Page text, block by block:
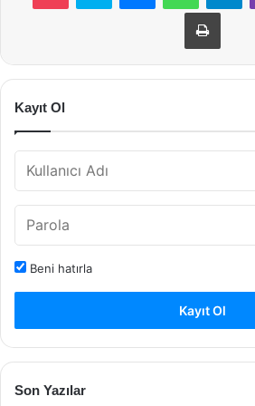
Yazdır
Kayıt Ol
Beni hatırla
Kayıt Ol
Son Yazılar